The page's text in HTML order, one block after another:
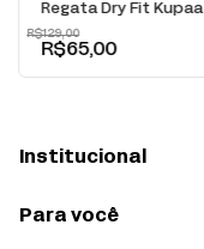
Regata Dry Fit Kupaa
R$129,00
R$65,00
Institucional
Para você